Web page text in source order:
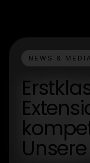
NEWS &